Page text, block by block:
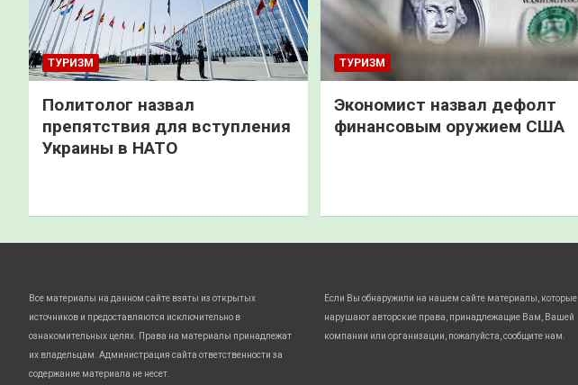
ТУРИЗМ
Политолог назвал
препятствия для вступления
Украины в НАТО
ТУРИЗМ
Экономист назвал дефолт
финансовым оружием США
Все материалы на данном сайте взяты из открытых
источников и предоставляются исключительно в
ознакомительных целях. Права на материалы принадлежат
их владельцам. Администрация сайта ответственности за
содержание материала не несет.
Если Вы обнаружили на нашем сайте материалы, которые
нарушают авторские права, принадлежащие Вам, Вашей
компании или организации, пожалуйста, сообщите нам.